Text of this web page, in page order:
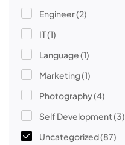
Engineer(2)
IT(1)
Language(1)
Marketing(1)
Photography(4)
Self Development(3)
Uncategorized(87)